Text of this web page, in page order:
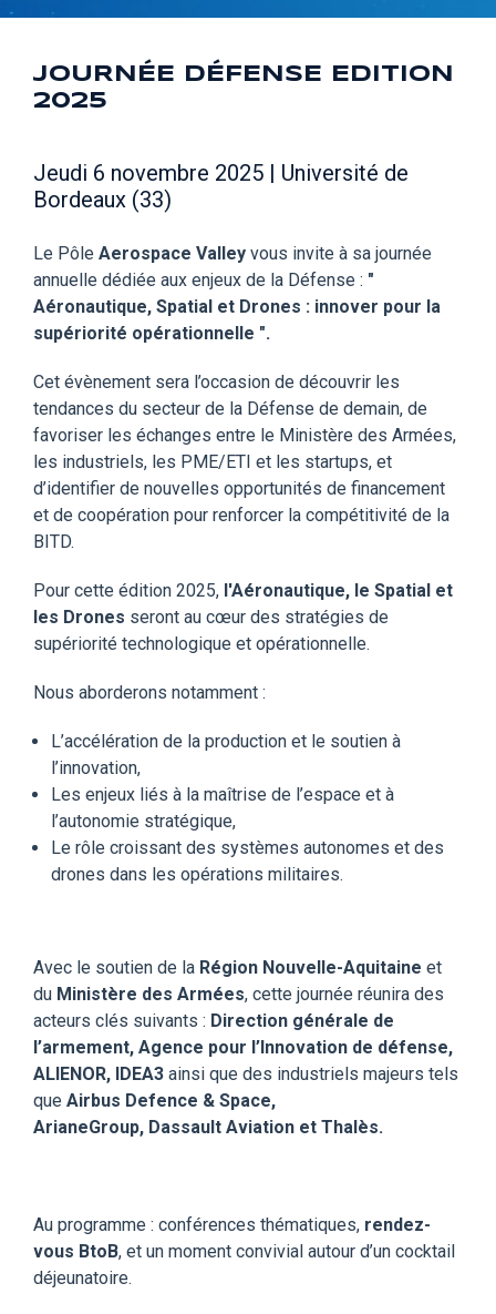
JOURNÉE DÉFENSE EDITION
2025
Jeudi 6 novembre 2025 | Université de
Bordeaux (33)
Le Pôle Aerospace Valley vous invite à sa journée
annuelle dédiée aux enjeux de la Défense : "
Aéronautique, Spatial et Drones : innover pour la
supériorité opérationnelle ".
Cet évènement sera l’occasion de découvrir les
tendances du secteur de la Défense de demain, de
favoriser les échanges entre le Ministère des Armées,
les industriels, les PME/ETI et les startups, et
d’identifier de nouvelles opportunités de financement
et de coopération pour renforcer la compétitivité de la
BITD.
Pour cette édition 2025, l'Aéronautique, le Spatial et
les Drones seront au cœur des stratégies de
supériorité technologique et opérationnelle.
Nous aborderons notamment :
L’accélération de la production et le soutien à
l’innovation,
Les enjeux liés à la maîtrise de l’espace et à
l’autonomie stratégique,
Le rôle croissant des systèmes autonomes et des
drones dans les opérations militaires.
Avec le soutien de la Région Nouvelle-Aquitaine et
du Ministère des Armées, cette journée réunira des
acteurs clés suivants : Direction générale de
l’armement, Agence pour l’Innovation de défense,
ALIENOR, IDEA3 ainsi que des industriels majeurs tels
que Airbus Defence & Space,
ArianeGroup, Dassault Aviation et Thalès.
Au programme : conférences thématiques, rendez-
vous BtoB, et un moment convivial autour d’un cocktail
déjeunatoire.